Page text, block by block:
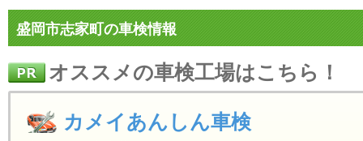
盛岡市志家町の車検情報
オススメの車検工場はこちら！
カメイあんしん車検